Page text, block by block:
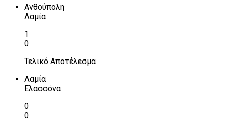
Ανθούπολη
Λαμία
1
0
Τελικό Αποτέλεσμα
Λαμία
Ελασσόνα
0
0